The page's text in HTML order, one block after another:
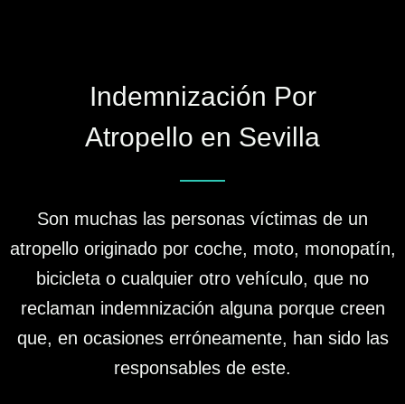
Indemnización Por
Atropello en Sevilla
Son muchas las personas víctimas de un
atropello originado por coche, moto, monopatín,
bicicleta o cualquier otro vehículo, que no
reclaman indemnización alguna porque creen
que, en ocasiones erróneamente, han sido las
responsables de este.